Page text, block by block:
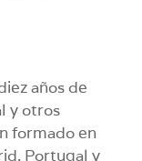
años de
y otros
formado en
Portugal y